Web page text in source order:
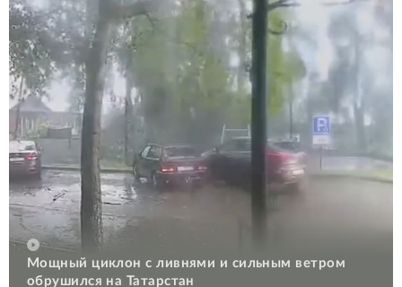
Мощный циклон с ливнями и сильным ветром
обрушился на Татарстан